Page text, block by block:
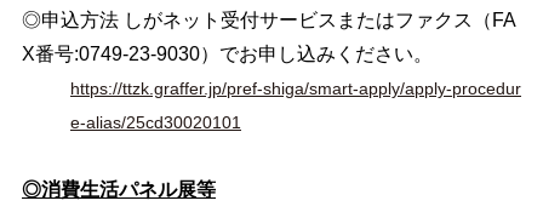
◎申込方法 しがネット受付サービスまたはファクス（FA
X番号:0749-23-9030） でお申し込みください。
https://ttzk.graffer.jp/pref-shiga/smart-apply/apply-procedur
e-alias/25cd30020101
◎消費生活パネル展等